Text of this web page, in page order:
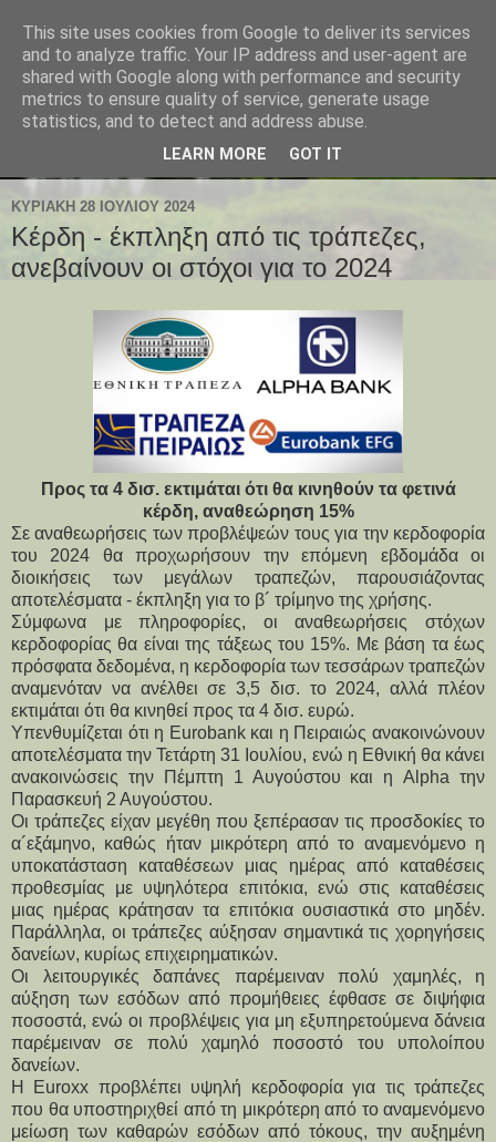
ΚΥΡΙΑΚΉ 28 ΙΟΥΛΊΟΥ 2024
Κέρδη - έκπληξη από τις τράπεζες,
ανεβαίνουν οι στόχοι για το 2024
Προς τα 4 δισ. εκτιμάται ότι θα κινηθούν τα φετινά
κέρδη, αναθεώρηση 15%
Σε αναθεωρήσεις των προβλέψεών τους για την κερδοφορία
του 2024 θα προχωρήσουν την επόμενη εβδομάδα οι
διοικήσεις των μεγάλων τραπεζών, παρουσιάζοντας
αποτελέσματα - έκπληξη για το β´ τρίμηνο της χρήσης.
Σύμφωνα με πληροφορίες, οι αναθεωρήσεις στόχων
κερδοφορίας θα είναι της τάξεως του 15%. Με βάση τα έως
πρόσφατα δεδομένα, η κερδοφορία των τεσσάρων τραπεζών
αναμενόταν να ανέλθει σε 3,5 δισ. το 2024, αλλά πλέον
εκτιμάται ότι θα κινηθεί προς τα 4 δισ. ευρώ.
Υπενθυμίζεται ότι η Eurobank και η Πειραιώς ανακοινώνουν
αποτελέσματα την Τετάρτη 31 Ιουλίου, ενώ η Εθνική θα κάνει
ανακοινώσεις την Πέμπτη 1 Αυγούστου και η Alpha την
Παρασκευή 2 Αυγούστου.
Οι τράπεζες είχαν μεγέθη που ξεπέρασαν τις προσδοκίες το
α´εξάμηνο, καθώς ήταν μικρότερη από το αναμενόμενο η
υποκατάσταση καταθέσεων μιας ημέρας από καταθέσεις
προθεσμίας με υψηλότερα επιτόκια, ενώ στις καταθέσεις
μιας ημέρας κράτησαν τα επιτόκια ουσιαστικά στο μηδέν.
Παράλληλα, οι τράπεζες αύξησαν σημαντικά τις χορηγήσεις
δανείων, κυρίως επιχειρηματικών.
Οι λειτουργικές δαπάνες παρέμειναν πολύ χαμηλές, η
αύξηση των εσόδων από προμήθειες έφθασε σε διψήφια
ποσοστά, ενώ οι προβλέψεις για μη εξυπηρετούμενα δάνεια
παρέμειναν σε πολύ χαμηλό ποσοστό του υπολοίπου
δανείων.
Η Euroxx προβλέπει υψηλή κερδοφορία για τις τράπεζες
που θα υποστηριχθεί από τη μικρότερη από το αναμενόμενο
μείωση των καθαρών εσόδων από τόκους, την αυξημένη
This site uses cookies from Google to deliver its services
and to analyze traffic. Your IP address and user-agent are
shared with Google along with performance and security
metrics to ensure quality of service, generate usage
statistics, and to detect and address abuse.
LEARN MORE GOT IT